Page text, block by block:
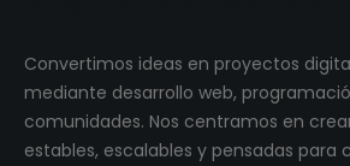
Convertimos ideas en proyectos
mediante desarrollo web,
comunidades. Nos centramos en
estables, escalables y pensadas para